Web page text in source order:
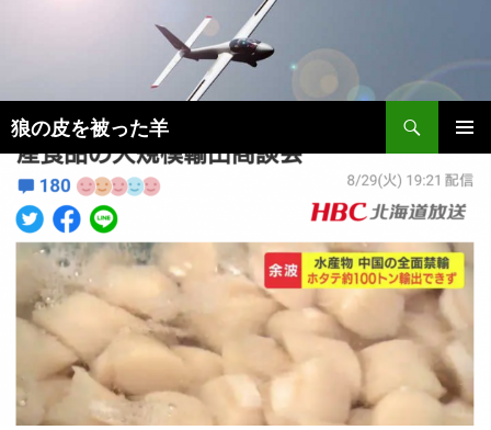
狼の皮を被った羊
検
索
ニュー
ン
テ
ン
ツ
動